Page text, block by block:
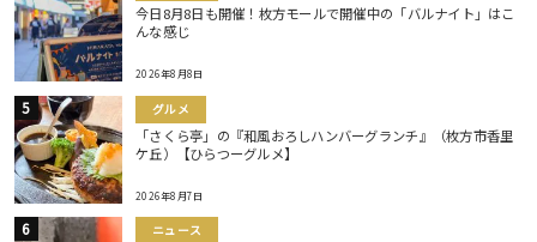
今日8月8日も開催！枚方モールで開催中の「バルナイト」はこ
んな感じ
2026年8月8日
グルメ
「さくら亭」の『和風おろしハンバーグランチ』（枚方市香里
ケ丘）【ひらつーグルメ】
2026年8月7日
ニュース